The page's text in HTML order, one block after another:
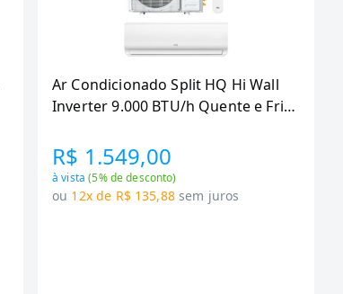
Ar Condicionado Split HQ Hi Wall
Inverter 9.000 BTU/h Quente e Frio
VIHT9KCH3S2S23 -
R$ 1.549,00
à vista(5% de desconto)
ou 12x de R$ 135,88 sem juros